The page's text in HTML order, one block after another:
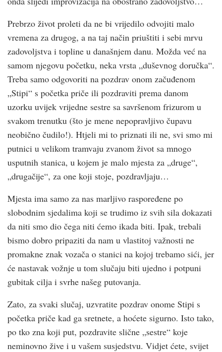
Prebrzo život proleti da ne bi vrijedilo odvojiti malo
vremena za drugog, a na taj način priuštiti i sebi mrvu
zadovoljstva i topline u današnjem danu. Možda već na
samom njegovu početku, neka vrsta „duševnog doručka“.
Treba samo odgovoriti na pozdrav onom začuđenom
„Stipi“ s početka priče ili pozdraviti prema danom
uzorku uvijek vrijedne sestre sa savršenom frizurom u
svakom trenutku (što je mene nepopravljivo čupavu
neobično čudilo!). Htjeli mi to priznati ili ne, svi smo mi
putnici u velikom tramvaju zvanom život sa mnogo
usputnih stanica, u kojem je malo mjesta za „druge“,
„drugačije“, za one koji stoje, pozdravljaju…
Mjesta ima samo za nas marljivo raspoređene po
slobodnim sjedalima koji se trudimo iz svih sila dokazati
da niti smo dio čega niti ćemo ikada biti. Ipak, trebali
bismo dobro pripaziti da nam u vlastitoj važnosti ne
promakne znak vozača o stanici na kojoj trebamo sići, jer
će nastavak vožnje u tom slučaju biti ujedno i potpuni
gubitak cilja i svrhe našeg putovanja.
Zato, za svaki slučaj, uzvratite pozdrav onome Stipi s
početka priče kad ga sretnete, a hoćete sigurno. Isto tako,
po tko zna koji put, pozdravite slične „sestre“ koje
neminovno žive i u vašem susjedstvu. Vidjet ćete, svijet